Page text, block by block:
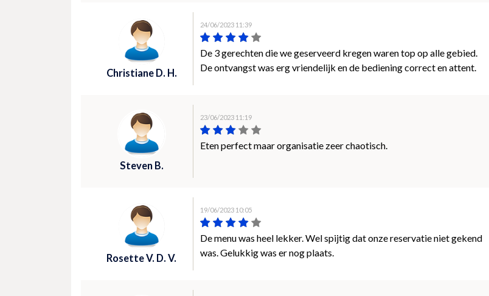
Christiane D. H.
24/06/2023 11:39
De 3 gerechten die we geserveerd kregen waren top op alle gebied.
De ontvangst was erg vriendelijk en de bediening correct en attent.
Steven B.
23/06/2023 11:19
Eten perfect maar organisatie zeer chaotisch.
Rosette V. D. V.
19/06/2023 10:05
De menu was heel lekker. Wel spijtig dat onze reservatie niet gekend
was. Gelukkig was er nog plaats.